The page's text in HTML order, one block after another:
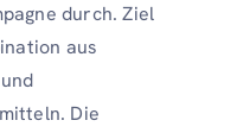
durch. Ziel
aus
Die